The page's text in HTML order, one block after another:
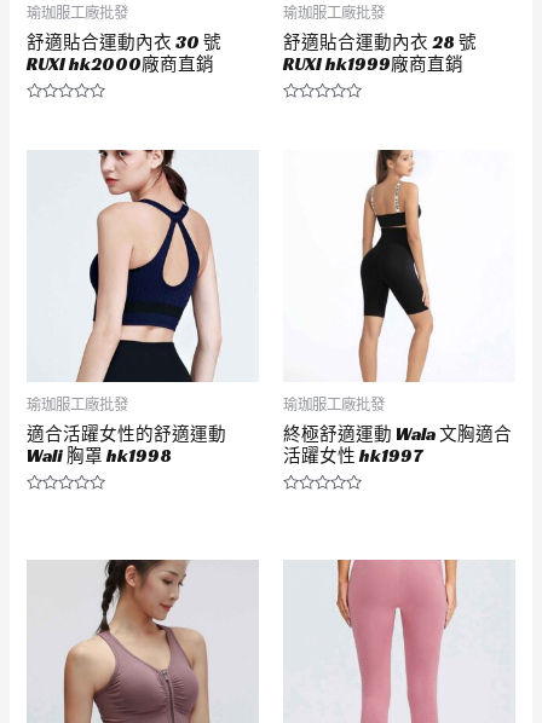
瑜珈服工廠批發
舒適貼合運動內衣 30 號
RUXI hk2000廠商直銷
瑜珈服工廠批發
舒適貼合運動內衣 28 號
RUXI hk1999廠商直銷
瑜珈服工廠批發
適合活躍女性的舒適運動
Wali 胸罩 hk1998
分
瑜珈服工廠批發
終極舒適運動 Wala 文胸適合
活躍女性 hk1997
分